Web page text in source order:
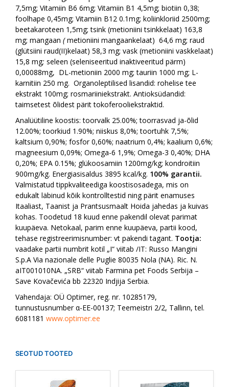
7,5mg; Vitamiin B6 6mg; Vitamiin B1 4,5mg; biotiin 0,38;
foolhape 0,45mg; Vitamiin B12 0.1mg; koliinkloriid 2500mg;
beetakaroteen 1,5mg; tsink (metioniini tsinkkelaat) 163,8
mg; mangaan (metioniini mangaankelaat) 64,6 mg; raud
(glütsiini raud(II)kelaat) 58,3 mg; vask (metioniini vaskkelaat)
15,8 mg; seleen (seleniseeritud inaktiveeritud pärm)
0,00088mg, DL-metioniin 2000 mg; tauriin 1000 mg; L-
karnitiin 250 mg. Organoleptilised lisandid: rohelise tee
ekstrakt 100mg; rosmariiniekstrakt. Antioksüdandid:
taimsetest õlidest pärit tokoferooliekstraktid.
Analüütiline koostis: toorvalk 25.00%; toorrasvad ja-õlid
12.00%; toorkiud 1.90%; niiskus 8,0%; toortuhk 7,5%;
kaltsium 0,90%; fosfor 0,60%; naatrium 0,4%; kaalium 0,6%;
magneesium 0,09%; Omega-6 1,9%; Omega-3 0,40%; DHA
0,20%; EPA 0.15%; glükoosamiin 1200mg/kg; kondroitiin
900mg/kg. Energiasisaldus 3895 kcal/kg. 100% garantii.
Valmistatud tippkvaliteediga koostisosadega, mis on
edukalt läbinud kõik kontrolltestid ning pärit enamuses
Itaaliast, Taanist ja Prantsusmaalt Hoida jahedas ja kuivas
kohas. Toodetud 18 kuud enne pakendil olevat parimat
kuupäeva. Netokaal, parim enne kuupäeva, partii kood,
tehase registreerimisnumber: vt pakendi tagant. Tootja:
vaadake partii numbrit kotil „I“ viitab /IT: Russo Mangini
S.p.A Via nazionale delle Puglie 80035 Nola (NA). Ric. N.
aIT001010NA. „SRB“ viitab Farmina pet Foods Serbija –
Save Kovačevića bb 22320 Indjija Serbia.
Vahendaja: OÜ Optimer, reg. nr. 10285179,
tunnustusnumber α-EE-00137; Teemeistri 2/2, Tallinn, tel.
6081181 www.optimer.ee
SEOTUD TOOTED
Sellel